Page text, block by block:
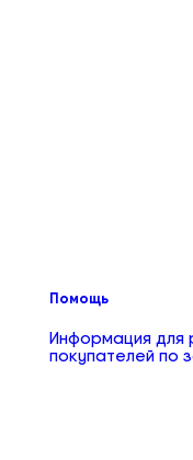
Помощь
Информация для
покупателей по